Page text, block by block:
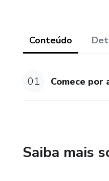
Conteúdo
01 Comece por
Saiba mais